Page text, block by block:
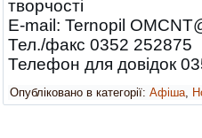
творчості
E-mail: Ternopil
Тел./факс 0352 252875
Телефон для довідок
Опубліковано в категорії: Афіша,